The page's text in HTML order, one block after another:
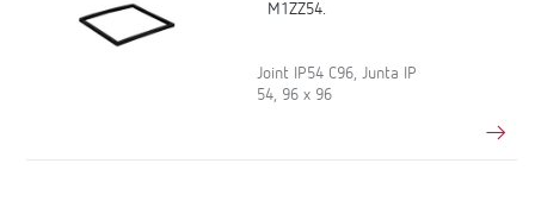
M1ZZ54.
Joint IP54 C96, Junta IP
54, 96 x 96